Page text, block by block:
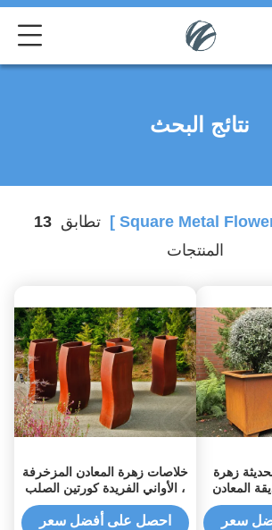
نتائج البحث
تطابق13
المنتجات
زهرة
المعادن
الصلب
سعر
خلاصات زهرة المعادن المزخرفة
، الأواني الفريدة كورتين الصلب
الأواني الحرفية
احصل على أفضل سعر